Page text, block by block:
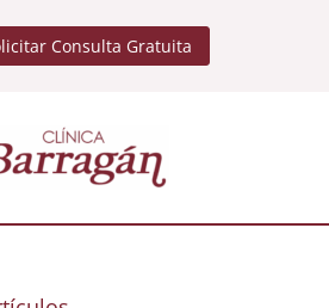
Consulta Gratuita